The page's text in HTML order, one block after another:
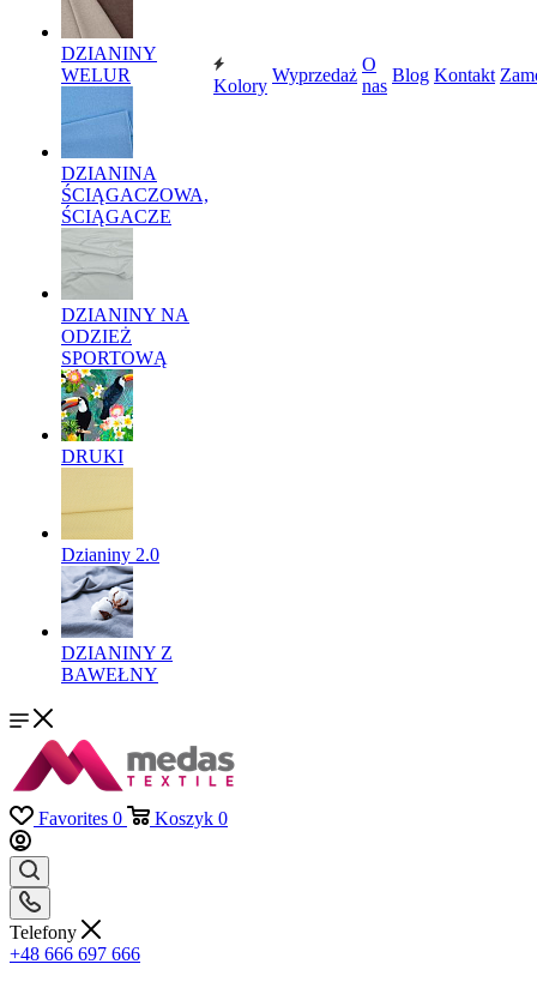
DZIANINY
WELUR
DZIANINA
ŚCIĄGACZOWA,
ŚCIĄGACZE
DZIANINY NA
ODZIEŻ
SPORTOWĄ
DRUKI
Dzianiny 2.0
DZIANINY Z
BAWEŁNY
Kolory
Wyprzedaż
O
nas
Blog Kontakt
Favorites 0 Koszyk 0
Telefony
+48 666 697 666